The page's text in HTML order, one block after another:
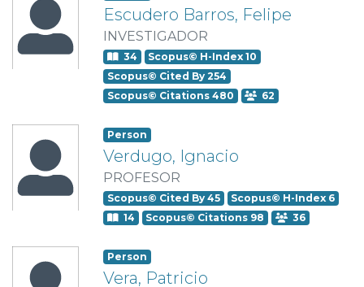
Escudero Barros, Felipe
INVESTIGADOR
34
Scopus© H-Index 10
Scopus© Cited By 254
Scopus© Citations 480
62
Person
Verdugo, Ignacio
PROFESOR
Scopus© Cited By 45
Scopus© H-Index 6
14
Scopus© Citations 98 36
Person
Vera, Patricio